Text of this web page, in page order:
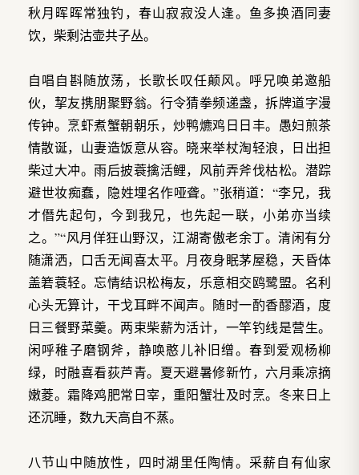
秋月晖晖常独钓，春山寂寂没人逢。鱼多换酒同妻
饮，柴剩沽壶共子丛。
自唱自斟随放荡，长歌长叹任颠风。呼兄唤弟邀船
伙，挈友携朋聚野翁。行令猜拳频递盏，拆牌道字漫
传钟。烹虾煮蟹朝朝乐，炒鸭爊鸡日日丰。愚妇煎茶
情散诞，山妻造饭意从容。晓来举杖淘轻浪，日出担
柴过大冲。雨后披蓑擒活鲤，风前弄斧伐枯松。潜踪
避世妆痴蠢，隐姓埋名作哑聋。”张稍道：“李兄，我
才僭先起句，今到我兄，也先起一联，小弟亦当续
之。”“风月佯狂山野汉，江湖寄傲老余丁。清闲有分
随潇洒，口舌无闻喜太平。月夜身眠茅屋稳，天昏体
盖箬蓑轻。忘情结识松梅友，乐意相交鸥鹭盟。名利
心头无算计，干戈耳畔不闻声。随时一酌香醪酒，度
日三餐野菜羹。两束柴薪为活计，一竿钓线是营生。
闲呼稚子磨钢斧，静唤憨儿补旧缯。春到爱观杨柳
绿，时融喜看荻芦青。夏天避暑修新竹，六月乘凉摘
嫩菱。霜降鸡肥常日宰，重阳蟹壮及时烹。冬来日上
还沉睡，数九天高自不蒸。
八节山中随放性，四时湖里任陶情。采薪自有仙家